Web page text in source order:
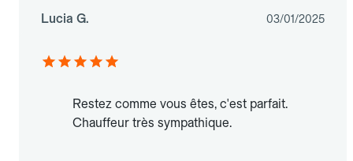
Lucia G. 03/01/2025
Restez comme vous êtes, c'est parfait.
Chauffeur très sympathique.